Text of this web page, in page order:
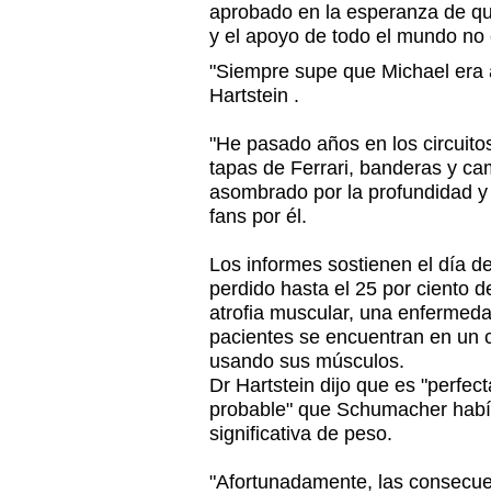
aprobado en la esperanza de
y el apoyo de todo el mundo
"Siempre supe que Michael
Hartstein .
"He pasado años en los
tapas de Ferrari, banderas y
asombrado por la profundidad
fans por él.
Los informes sostienen el día
perdido hasta el 25 por ciento
atrofia muscular, una
pacientes se encuentran en un
usando sus músculos.
Dr Hartstein dijo que es
probable" que Schumacher
significativa de peso.
"Afortunadamente, las